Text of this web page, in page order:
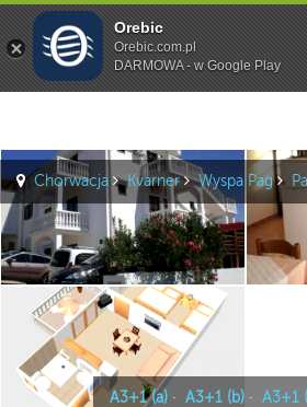
Szukaj
A3+1 (a) · A3+1 (b) · A3+1
Chorwacja Kvarner Wyspa Pag
Orebic
Orebic.com.pl
DARMOWA - w Google Play